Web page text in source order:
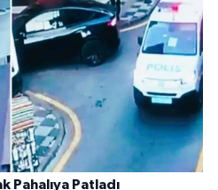
Pahalıya Patladı